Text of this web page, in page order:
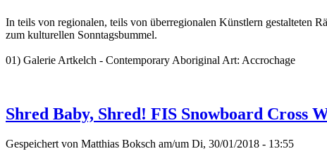
In teils von regionalen, teils von überregionalen Künstlern gestalteten
zum kulturellen Sonntagsbummel.
01) Galerie Artkelch - Contemporary Aboriginal Art: Accrochage
Shred Baby, Shred! FIS Snowboard Cross
Gespeichert von Matthias Boksch am/um Di, 30/01/2018 - 13:55